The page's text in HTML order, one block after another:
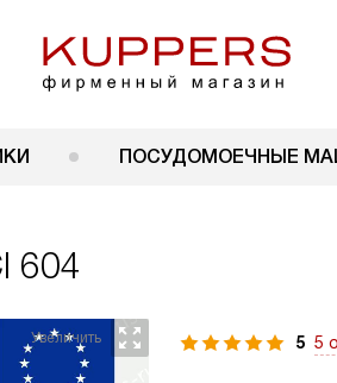
ПОСУДОМОЕЧНЫЕ
604
5 5